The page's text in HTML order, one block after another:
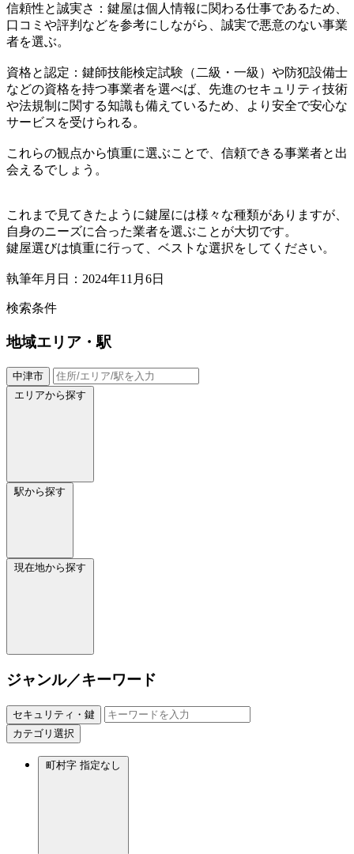
信頼性と誠実さ：鍵屋は個人情報に関わる仕事であるため、
口コミや評判などを参考にしながら、誠実で悪意のない事業
者を選ぶ。
資格と認定：鍵師技能検定試験（二級・一級）や防犯設備士
などの資格を持つ事業者を選べば、先進のセキュリティ技術
や法規制に関する知識も備えているため、より安全で安心な
サービスを受けられる。
これらの観点から慎重に選ぶことで、信頼できる事業者と出
会えるでしょう。
これまで見てきたように鍵屋には様々な種類がありますが、
自身のニーズに合った業者を選ぶことが大切です。
鍵屋選びは慎重に行って、ベストな選択をしてください。
執筆年月日：2024年11月6日
検索条件
地域エリア・駅
中津市
エリアから探す
駅から探す
現在地から探す
ジャンル／キーワード
セキュリティ・鍵
カテゴリ選択
町村字 指定なし